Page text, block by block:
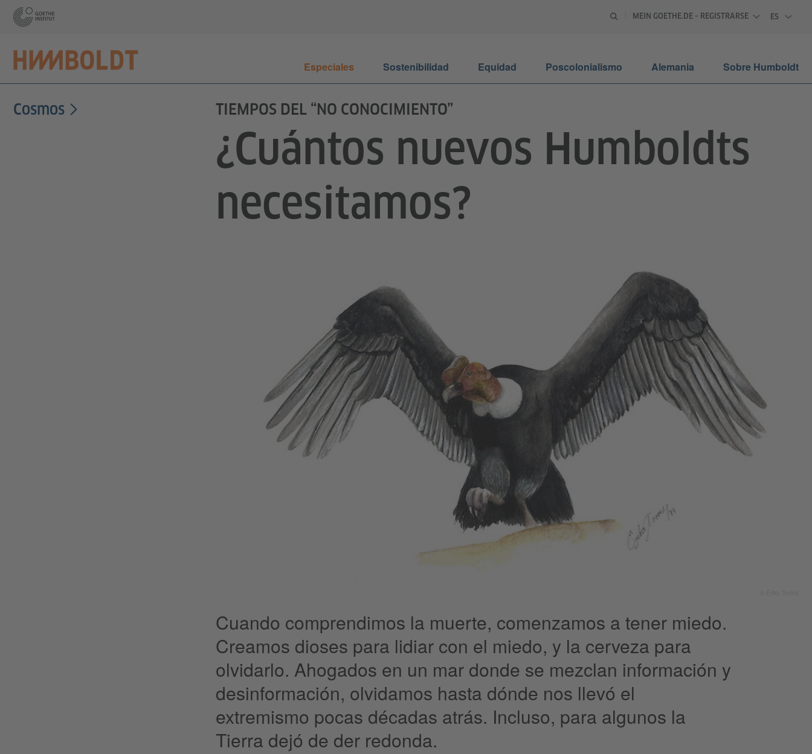
MEIN GOETHE.DE – REGISTRARSE
ES
Especiales Sostenibilidad Equidad Poscolonialismo Alemania Sobre Humboldt
Cosmos TIEMPOS DEL “NO CONOCIMIENTO”
¿Cuántos nuevos Humboldts
necesitamos?
Cuando comprendimos la muerte, comenzamos a tener miedo.
Creamos dioses para lidiar con el miedo, y la cerveza para
olvidarlo. Ahogados en un mar donde se mezclan información y
desinformación, olvidamos hasta dónde nos llevó el
extremismo pocas décadas atrás. Incluso, para algunos la
Tierra dejó de der redonda.